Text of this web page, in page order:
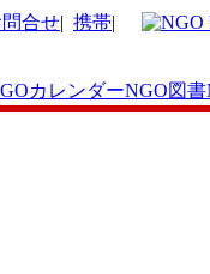
合せ| 携帯|
カレンダーNGO図書